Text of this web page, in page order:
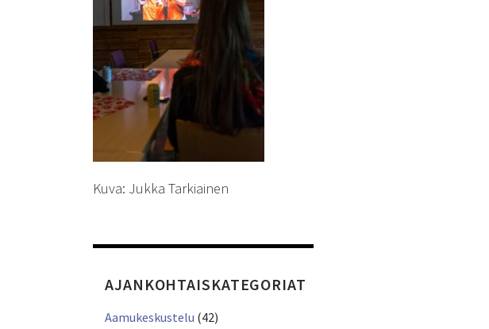
Kuva: Jukka Tarkiainen
AJANKOHTAISKATEGORIAT
Aamukeskustelu (42)